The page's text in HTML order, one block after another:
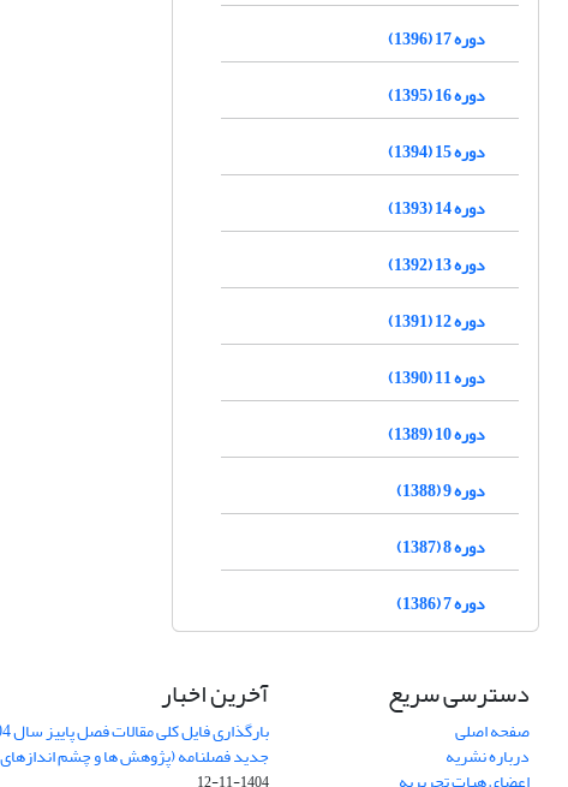
دوره 17 (1396)
دوره 16 (1395)
دوره 15 (1394)
دوره 14 (1393)
دوره 13 (1392)
دوره 12 (1391)
دوره 11 (1390)
دوره 10 (1389)
دوره 9 (1388)
دوره 8 (1387)
دوره 7 (1386)
دسترسی سریع
صفحه اصلی
درباره نشریه
آخرین اخبار
جدید فصلنامه (پژوهش ها و چشم